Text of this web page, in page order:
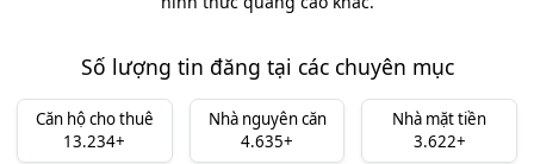
Số lượng tin đăng tại các chuyên mục
Căn hộ cho thuê
13.234+
Nhà nguyên căn
4.635+
Nhà mặt tiền
3.622+